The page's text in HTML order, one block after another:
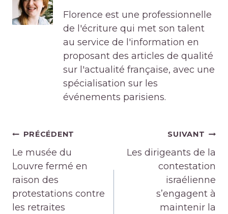
Florence est une professionnelle
de l'écriture qui met son talent
au service de l'information en
proposant des articles de qualité
sur l'actualité française, avec une
spécialisation sur les
événements parisiens.
Navigation
de
l’article
PRÉCÉDENT
Le musée du
Louvre fermé en
raison des
protestations contre
les retraites
SUIVANT
Les dirigeants de la
contestation
israélienne
s’engagent à
maintenir la